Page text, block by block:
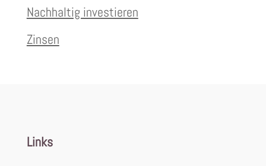
Nachhaltig investieren
Zinsen
Links